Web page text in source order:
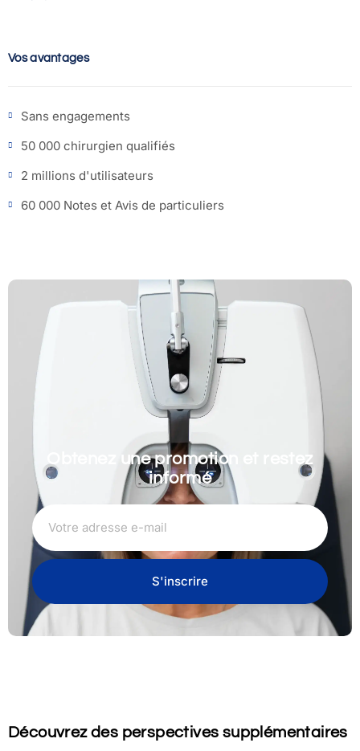
Vos avantages
Sans engagements
50 000 chirurgien qualifiés
2 millions d'utilisateurs
60 000 Notes et Avis de particuliers
Obtenez une promotion et restez
informé
S'inscrire
Découvrez des perspectives supplémentaires